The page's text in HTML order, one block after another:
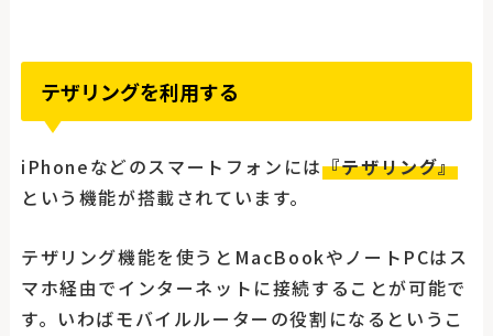
テザリングを利用する
iPhoneなどのスマートフォンには『テザリング』
という機能が搭載されています。
テザリング機能を使うとMacBookやノートPCはス
マホ経由でインターネットに接続することが可能で
す。いわばモバイルルーターの役割になるというこ